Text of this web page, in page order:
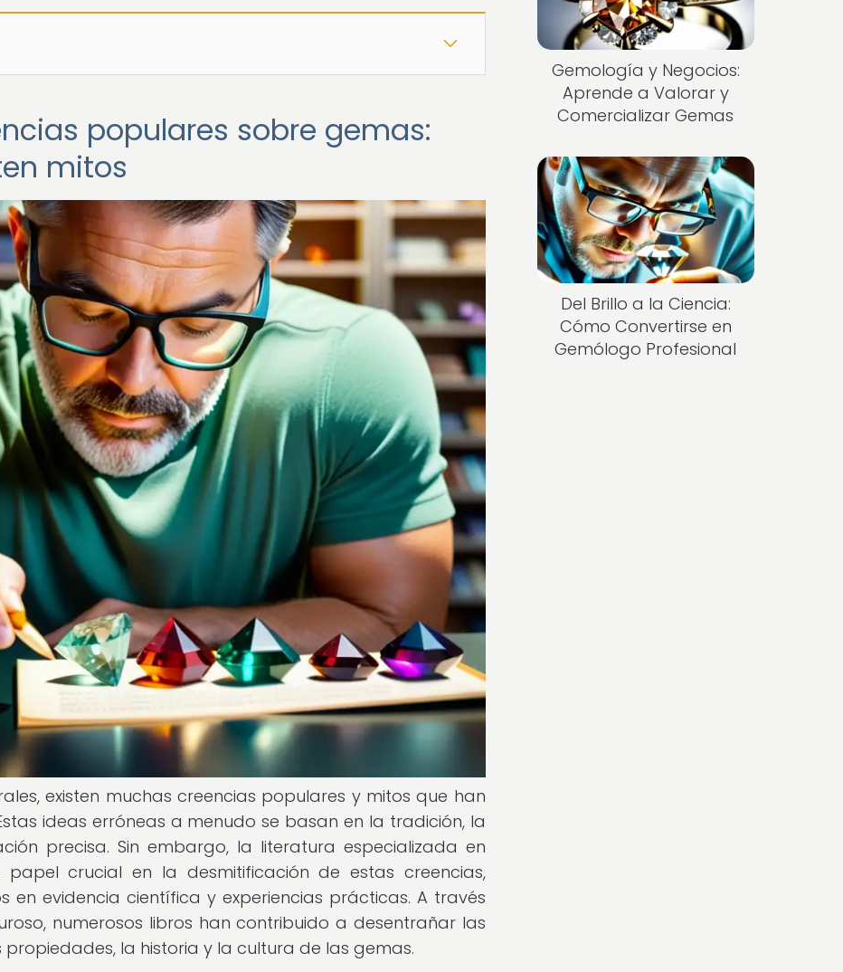
populares sobre gemas:
mitos
existen muchas creencias populares y mitos que han
ideas erróneas a menudo se basan en la tradición, la
precisa. Sin embargo, la literatura especializada en
crucial en la desmitificación de estas creencias,
en evidencia científica y experiencias prácticas. A través
numerosos libros han contribuido a desentrañar las
la historia y la cultura de las gemas.
Gemología y Negocios:
Aprende a Valorar y
Comercializar Gemas
Del Brillo a la Ciencia:
Cómo Convertirse en
Gemólogo Profesional